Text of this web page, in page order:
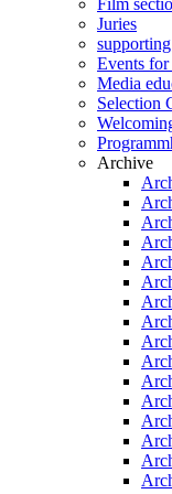
Juries
Events for
Media
Selection
Archive